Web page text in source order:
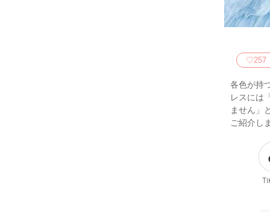
♡257
各色が持
レスには
ません」
ご紹介し